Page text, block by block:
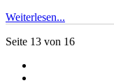
Weiterlesen...
Seite 13 von 16